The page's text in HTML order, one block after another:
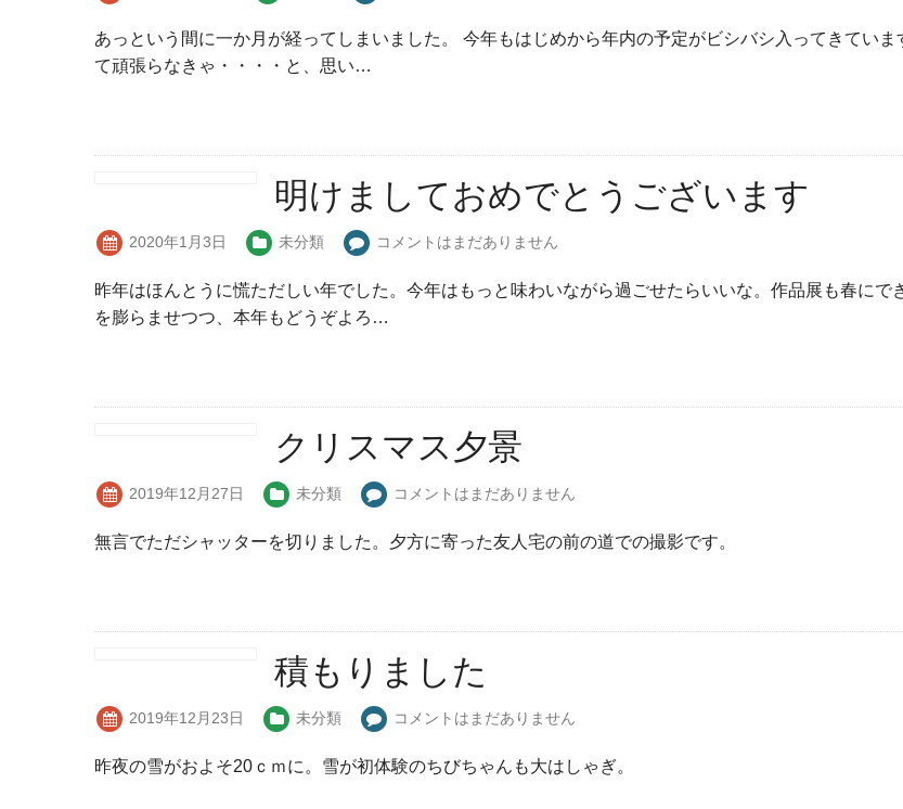
あっという間に一か月が経ってしまいました。 今年もはじめから年内の予定がビシバシ入ってきていま
て頑張らなきゃ・・・・と、思い…
明けましておめでとうございます
2020年1月3日 未分類 コメントはまだありません
昨年はほんとうに慌ただしい年でした。今年はもっと味わいながら過ごせたらいいな。作品展も春にで
を膨らませつつ、本年もどうぞよろ…
クリスマス夕景
2019年12月27日 未分類 コメントはまだありません
無言でただシャッターを切りました。夕方に寄った友人宅の前の道での撮影です。
積もりました
2019年12月23日 未分類 コメントはまだありません
昨夜の雪がおよそ20ｃｍに。雪が初体験のちびちゃんも大はしゃぎ。